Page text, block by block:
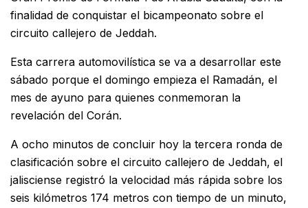
finalidad de conquistar el bicampeonato sobre el
circuito callejero de Jeddah.
Esta carrera automovilística se va a desarrollar este
sábado porque el domingo empieza el Ramadán, el
mes de ayuno para quienes conmemoran la
revelación del Corán.
A ocho minutos de concluir hoy la tercera ronda de
clasificación sobre el circuito callejero de Jeddah, el
jalisciense registró la velocidad más rápida sobre los
seis kilómetros 174 metros con tiempo de un minuto,